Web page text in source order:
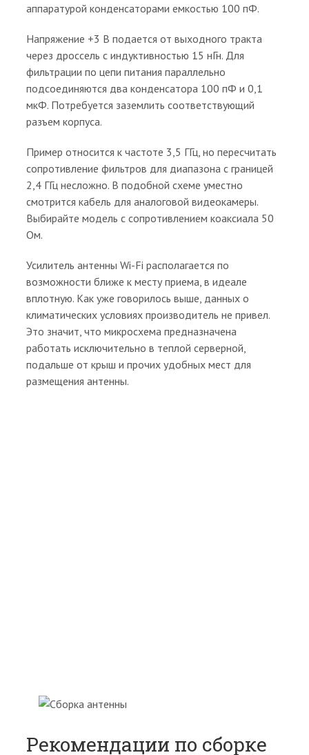
аппаратурой конденсаторами емкостью 100 пФ.
Напряжение +3 В подается от выходного тракта
через дроссель с индуктивностью 15 нГн. Для
фильтрации по цепи питания параллельно
подсоединяются два конденсатора 100 пФ и 0,1
мкФ. Потребуется заземлить соответствующий
разъем корпуса.
Пример относится к частоте 3,5 ГГц, но пересчитать
сопротивление фильтров для диапазона с границей
2,4 ГГц несложно. В подобной схеме уместно
смотрится кабель для аналоговой видеокамеры.
Выбирайте модель с сопротивлением коаксиала 50
Ом.
Усилитель антенны Wi-Fi располагается по
возможности ближе к месту приема, в идеале
вплотную. Как уже говорилось выше, данных о
климатических условиях производитель не привел.
Это значит, что микросхема предназначена
работать исключительно в теплой серверной,
подальше от крыш и прочих удобных мест для
размещения антенны.
Рекомендации по сборке